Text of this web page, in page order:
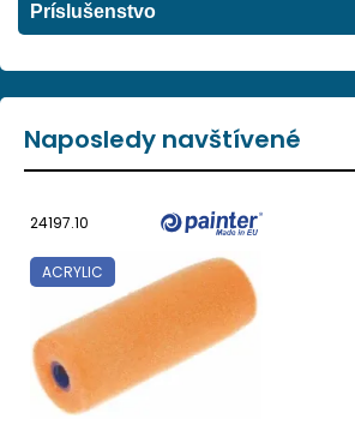
Príslušenstvo
Naposledy navštívené
24197.10
ACRYLIC